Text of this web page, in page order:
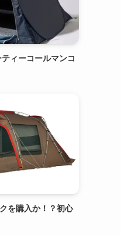
ィーコールマンコ
を購入か！？初心